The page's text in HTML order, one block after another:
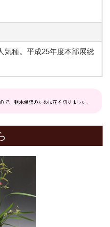
気種。平成25年度本部展総